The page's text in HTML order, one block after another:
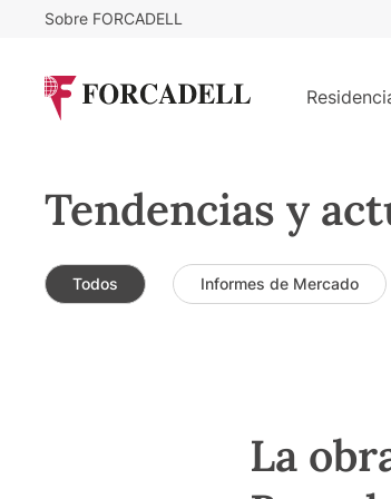
Sobre FORCADELL
Tendencias y
Todos Informes de Mercado
La